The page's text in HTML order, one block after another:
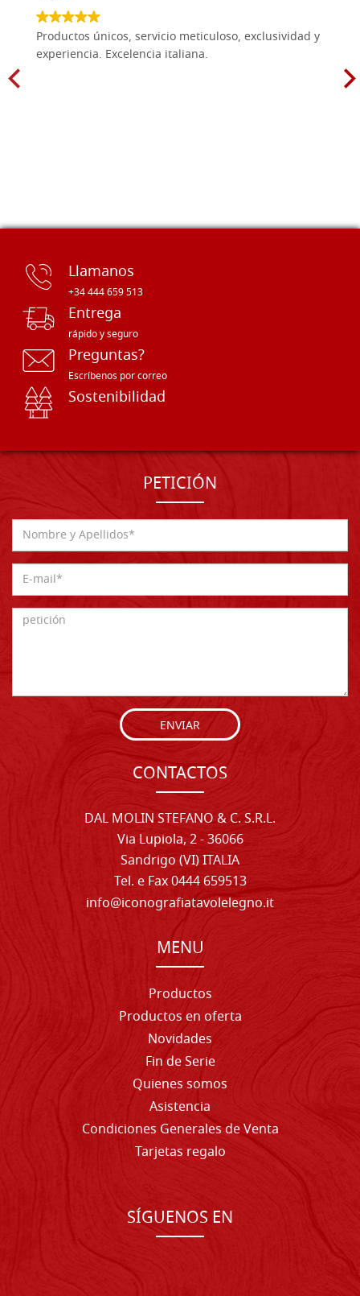
Productos únicos, servicio meticuloso, exclusividad y
experiencia. Excelencia italiana.
Llamanos
+34 444 659 513
Entrega
rápido y seguro
Preguntas?
Escríbenos por correo
Sostenibilidad
PETICIÓN
ENVIAR
CONTACTOS
DAL MOLIN STEFANO & C. S.R.L.
Via Lupiola, 2 - 36066
Sandrigo (VI) ITALIA
Tel. e Fax 0444 659513
info@iconografiatavolelegno.it
MENU
Productos
Productos en oferta
Novidades
Fin de Serie
Quienes somos
Asistencia
Condiciones Generales de Venta
Tarjetas regalo
SÍGUENOS EN